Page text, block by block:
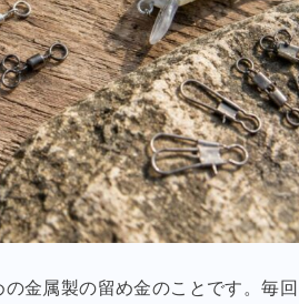
金属製の留め金のことです。毎回